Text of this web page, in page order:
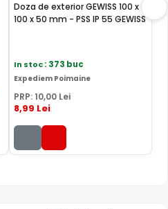
Doza de exterior GEWISS 100 x
100 x 50 mm - PSS IP 55 GEWISS
In stoc: 373 buc
Expediem Poimaine
PRP: 10,00 Lei
8,99 Lei